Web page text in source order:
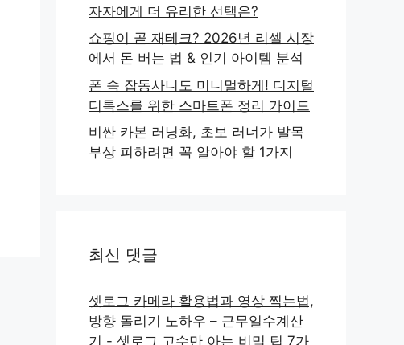
자자에게 더 유리한 선택은?
쇼핑이 곧 재테크? 2026년 리셀 시장
에서 돈 버는 법 & 인기 아이템 분석
폰 속 잡동사니도 미니멀하게! 디지털
디톡스를 위한 스마트폰 정리 가이드
비싼 카본 러닝화, 초보 러너가 발목
부상 피하려면 꼭 알아야 할 1가지
최신 댓글
셋로그 카메라 활용법과 영상 찍는법,
방향 돌리기 노하우 – 근무일수계산
기 - 셋로그 고수만 아는 비밀 팁 7가